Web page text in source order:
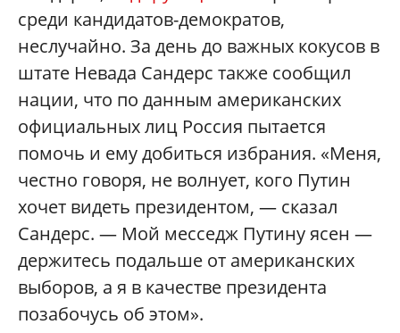
среди кандидатов-демократов,
неслучайно. За день до важных кокусов в
штате Невада Сандерс также сообщил
нации, что по данным американских
официальных лиц Россия пытается
помочь и ему добиться избрания. «Меня,
честно говоря, не волнует, кого Путин
хочет видеть президентом, — сказал
Сандерс. — Мой месседж Путину ясен —
держитесь подальше от американских
выборов, а я в качестве президента
позабочусь об этом».